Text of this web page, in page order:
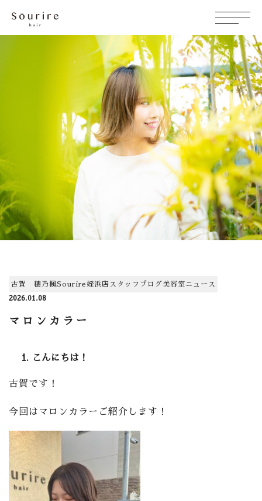
古賀 穂乃楓Sourire姪浜店 スタッフ ブログ美容室ニュース
2026.01.08
マロンカラー
こんにちは！
古賀です！
今回はマロンカラーご紹介します！